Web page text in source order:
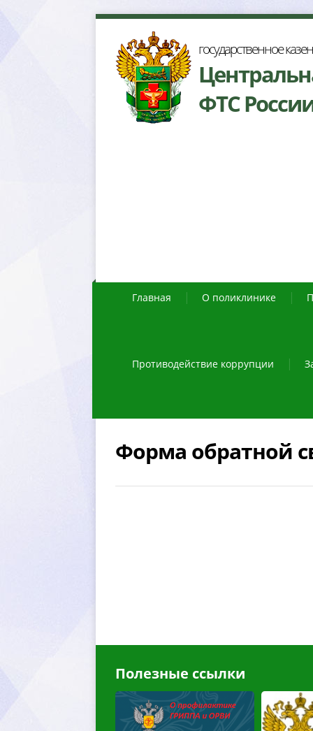
осударственное
ФТС
Главная О поликлинике
Противодействие коррупции
Форма обратной
Полезные ссылки